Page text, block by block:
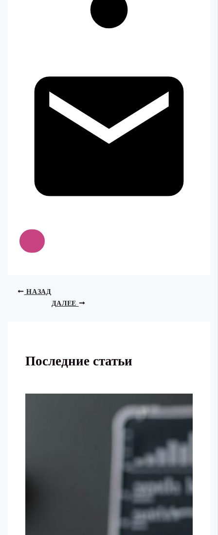
НАЗАД
ДАЛЕЕ
Последние статьи